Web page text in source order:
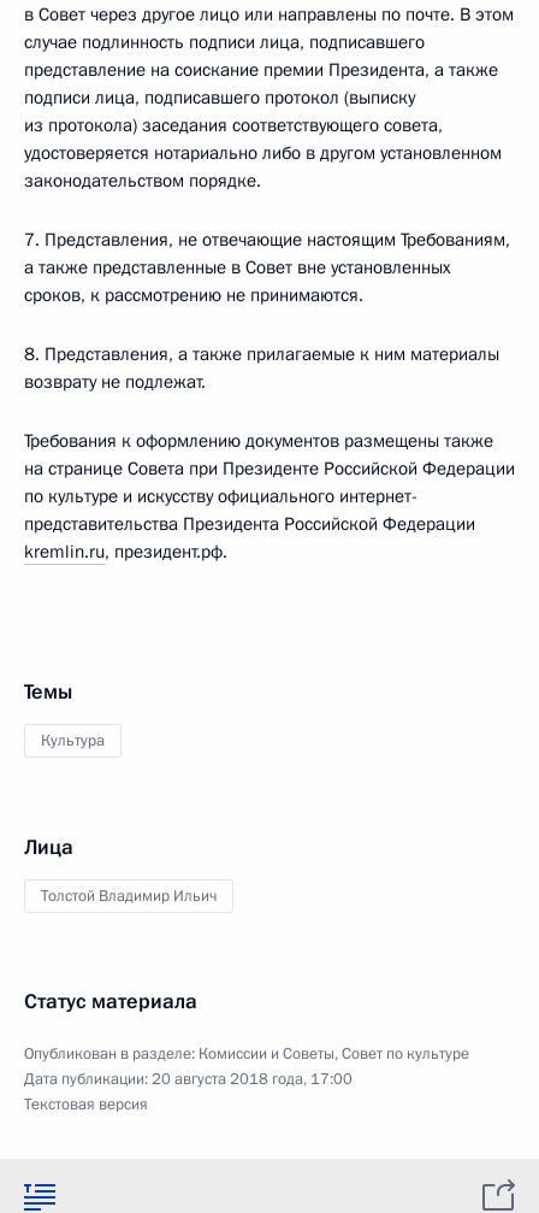
в Совет через другое лицо или направлены по почте. В этом
случае подлинность подписи лица, подписавшего
представление на соискание премии Президента, а также
подписи лица, подписавшего протокол (выписку
из протокола) заседания соответствующего совета,
удостоверяется нотариально либо в другом установленном
законодательством порядке.
7. Представления, не отвечающие настоящим Требованиям,
а также представленные в Совет вне установленных
сроков, к рассмотрению не принимаются.
8. Представления, а также прилагаемые к ним материалы
возврату не подлежат.
Требования к оформлению документов размещены также
на странице Совета при Президенте Российской Федерации
по культуре и искусству официального интернет-
представительства Президента Российской Федерации
kremlin.ru, президент.рф.
Темы
Культура
Лица
Толстой Владимир Ильич
Статус материала
Опубликован в разделе: Комиссии и Советы,Совет по культуре
Дата публикации:20 августа 2018 года, 17:00
Текстовая версия